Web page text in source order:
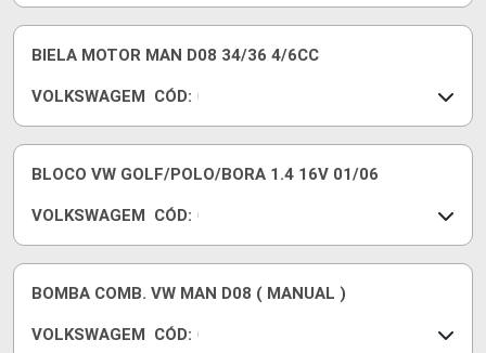
4
8
2
1
8
5
1
BIELA MOTOR MAN D08 34/36 4/6CC
VOLKSWAGEM CÓD: 0
W
1
5
0
1
BLOCO VW GOLF/POLO/BORA 1.4 16V 01/06
VOLKSWAGEM CÓD: 0
0
1
3
BOMBA COMB. VW MAN D08 ( MANUAL )
VOLKSWAGEM CÓD: 0